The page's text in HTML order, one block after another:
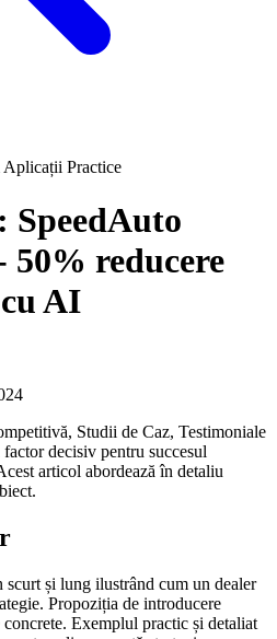
Aplicații Practice
SpeedAuto
50% reducere
AI
Studii de Caz, Testimoniale
decisiv pentru succesul
articol abordează în detaliu
și lung ilustrând cum un dealer
Propoziția de introducere
Exemplul practic și detaliat